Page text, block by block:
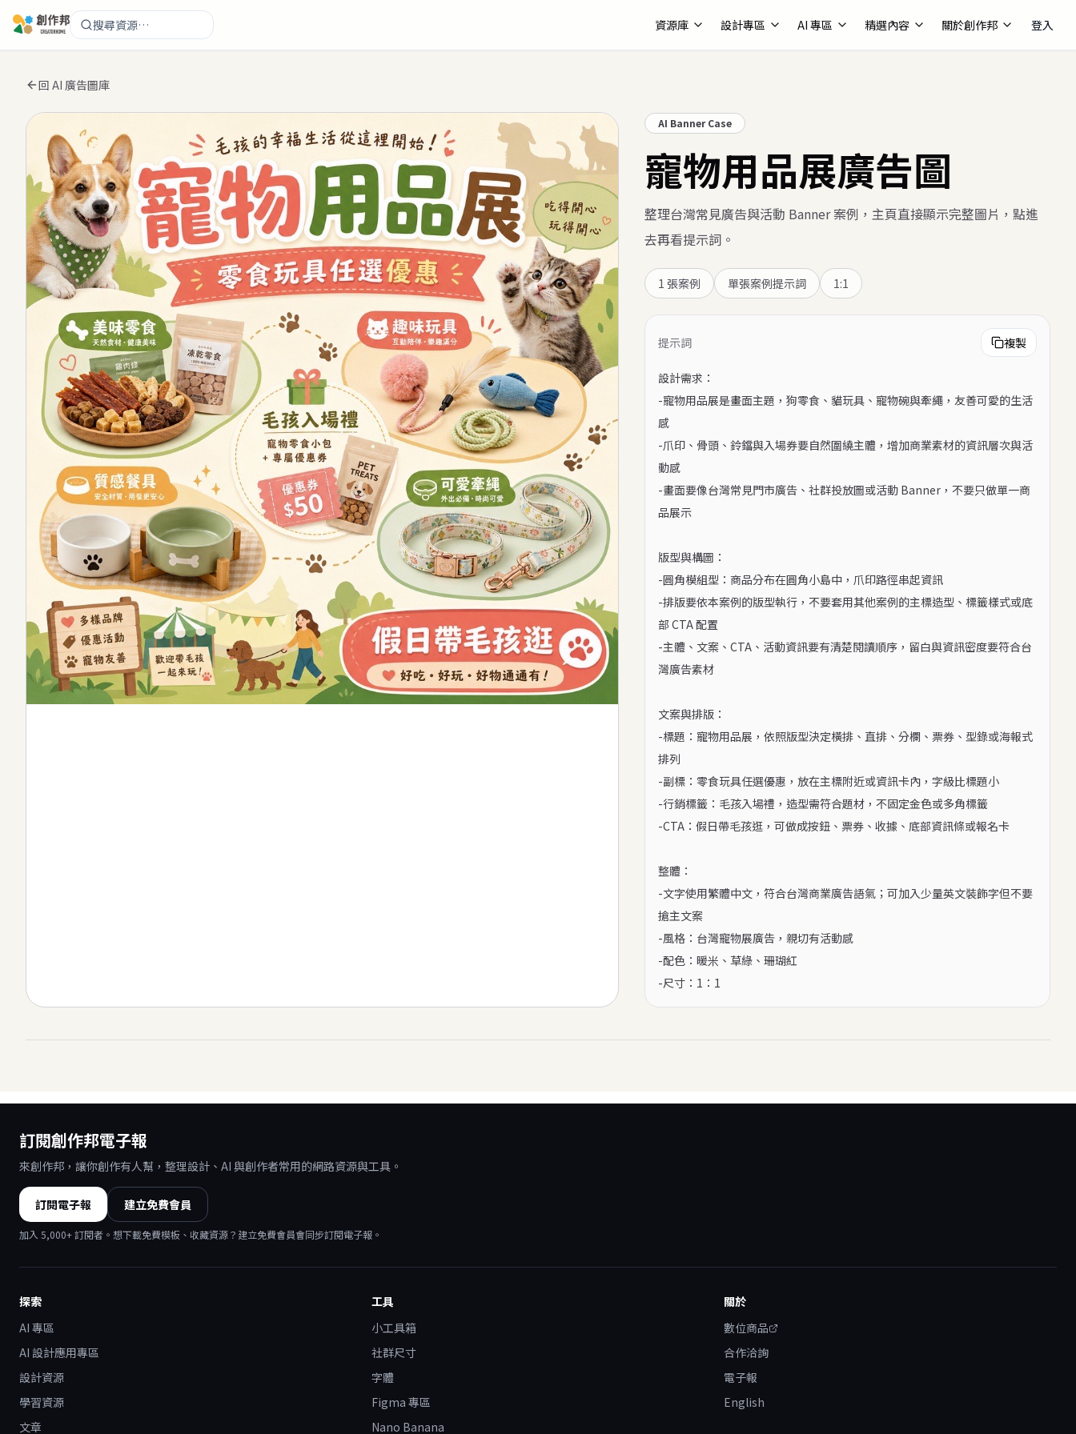
搜尋資源… 資源庫 設計專區 AI 專區 精選內容 關於創作邦 登入
回 AI 廣告圖庫
AI Banner Case
寵物用品展廣告圖
整理台灣常見廣告與活動 Banner 案例，主頁直接顯示完整圖片，點進
去再看提示詞。
1 張案例 單張案例提示詞 1:1
提示詞 複製
設計需求：
-寵物用品展是畫面主題，狗零食、貓玩具、寵物碗與牽繩，友善可愛的生活
感
-爪印、骨頭、鈴鐺與入場券要自然圍繞主體，增加商業素材的資訊層次與活
動感
-畫面要像台灣常見門市廣告、社群投放圖或活動 Banner，不要只做單一商
品展示
版型與構圖：
-圓角模組型：商品分布在圓角小島中，爪印路徑串起資訊
-排版要依本案例的版型執行，不要套用其他案例的主標造型、標籤樣式或底
部 CTA 配置
-主體、文案、CTA、活動資訊要有清楚閱讀順序，留白與資訊密度要符合台
灣廣告素材
文案與排版：
-標題：寵物用品展，依照版型決定橫排、直排、分欄、票券、型錄或海報式
排列
-副標：零食玩具任選優惠，放在主標附近或資訊卡內，字級比標題小
-行銷標籤：毛孩入場禮，造型需符合題材，不固定金色或多角標籤
-CTA：假日帶毛孩逛，可做成按鈕、票券、收據、底部資訊條或報名卡
整體：
-文字使用繁體中文，符合台灣商業廣告語氣；可加入少量英文裝飾字但不要
搶主文案
-風格：台灣寵物展廣告，親切有活動感
-配色：暖米、草綠、珊瑚紅
-尺寸：1：1
訂閱創作邦電子報
來創作邦，讓你創作有人幫，整理設計、AI 與創作者常用的網路資源與工具。
訂閱電子報 建立免費會員
加入 5,000+ 訂閱者。想下載免費模板、收藏資源？建立免費會員會同步訂閱電子報。
探索
AI 專區
AI 設計應用專區
設計資源
學習資源
文章
工具
小工具箱
社群尺寸
字體
Figma 專區
Nano Banana
關於
數位商品
合作洽詢
電子報
English